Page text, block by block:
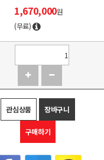
1,670,000원
(무료)
관심상품 장바구니
구매하기